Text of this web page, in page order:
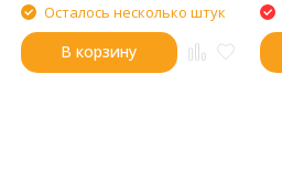
Осталось несколько штук
В корзину